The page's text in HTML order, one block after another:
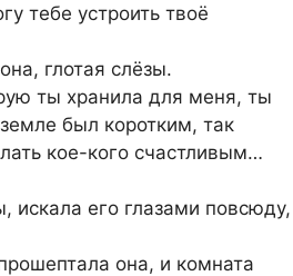
тебе устроить твоё
глотая слёзы.
ты хранила для меня, ты
был коротким, так
кое-кого счастливым…
искала его глазами повсюду,
она, и комната